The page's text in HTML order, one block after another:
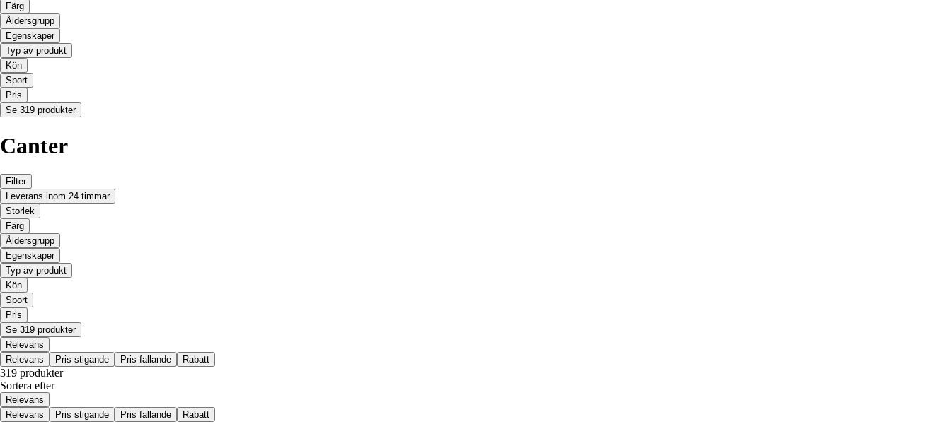
Färg
Åldersgrupp
Egenskaper
Typ av produkt
Kön
Sport
Pris
Se 319 produkter
Canter
Filter
Leverans inom 24 timmar
Storlek
Färg
Åldersgrupp
Egenskaper
Typ av produkt
Kön
Sport
Pris
Se 319 produkter
Relevans
Relevans
Pris stigande Pris fallande Rabatt
319 produkter
Sortera efter
Relevans
Relevans
Pris stigande Pris fallande Rabatt